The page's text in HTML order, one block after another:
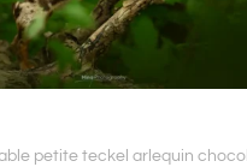
petite teckel arlequin